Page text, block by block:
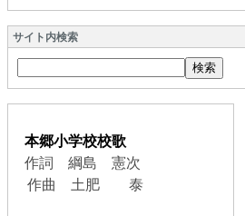
サイト内検索
本郷小学校校歌
作詞 綱島 憲次
作曲 土肥 泰